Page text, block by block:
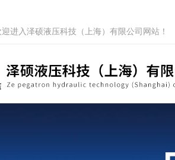
进入泽硕液压科技（上海）有限公司网站！